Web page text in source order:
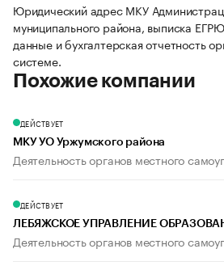
Юридический адрес МКУ
муниципального района, выписка
данные и бухгалтерская отчетность
системе.
Похожие компании
ДЕЙСТВУЕТ
МКУ УО Уржумского района
Деятельность органов местного
ДЕЙСТВУЕТ
ЛЕБЯЖСКОЕ УПРАВЛЕНИЕ
Деятельность органов местного